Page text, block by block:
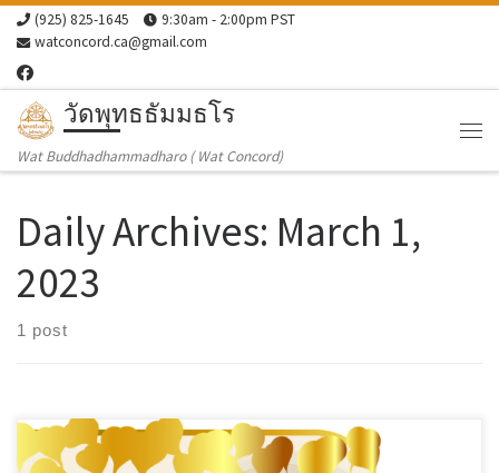
Skip to content
(925) 825-1645
9:30am - 2:00pm PST
watconcord.ca@gmail.com
วัดพุทธธัมมธโร
Wat Buddhadhammadharo ( Wat Concord)
Daily Archives: March 1,
2023
1 post